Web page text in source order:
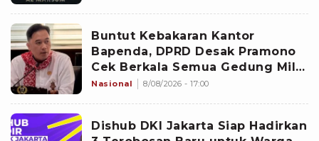
Buntut Kebakaran Kantor
Bapenda, DPRD Desak Pramono
Cek Berkala Semua Gedung Milik
Pemprov Jakarta
Nasional 8/08/2026 - 17:00
Dishub DKI Jakarta Siap Hadirkan